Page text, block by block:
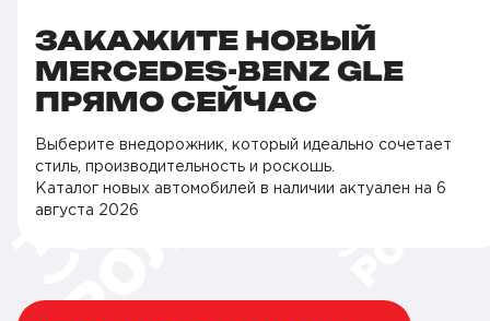
ЗАКАЖИТЕ НОВЫЙ
MERCEDES-BENZ GLE
ПРЯМО СЕЙЧАС
Выберите внедорожник, который идеально сочетает
стиль, производительность и роскошь.
Каталог новых автомобилей в наличии актуален на 6
августа 2026